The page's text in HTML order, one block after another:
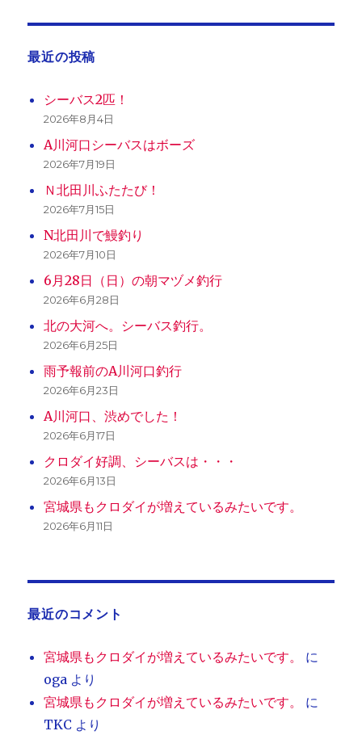
最近の投稿
シーバス2匹！
2026年8月4日
A川河口シーバスはボーズ
2026年7月19日
Ｎ北田川ふたたび！
2026年7月15日
N北田川で鰻釣り
2026年7月10日
6月28日（日）の朝マヅメ釣行
2026年6月28日
北の大河へ。シーバス釣行。
2026年6月25日
雨予報前のA川河口釣行
2026年6月23日
A川河口、渋めでした！
2026年6月17日
クロダイ好調、シーバスは・・・
2026年6月13日
宮城県もクロダイが増えているみたいです。
2026年6月11日
最近のコメント
宮城県もクロダイが増えているみたいです。
に
oga より
宮城県もクロダイが増えているみたいです。
に
TKC より